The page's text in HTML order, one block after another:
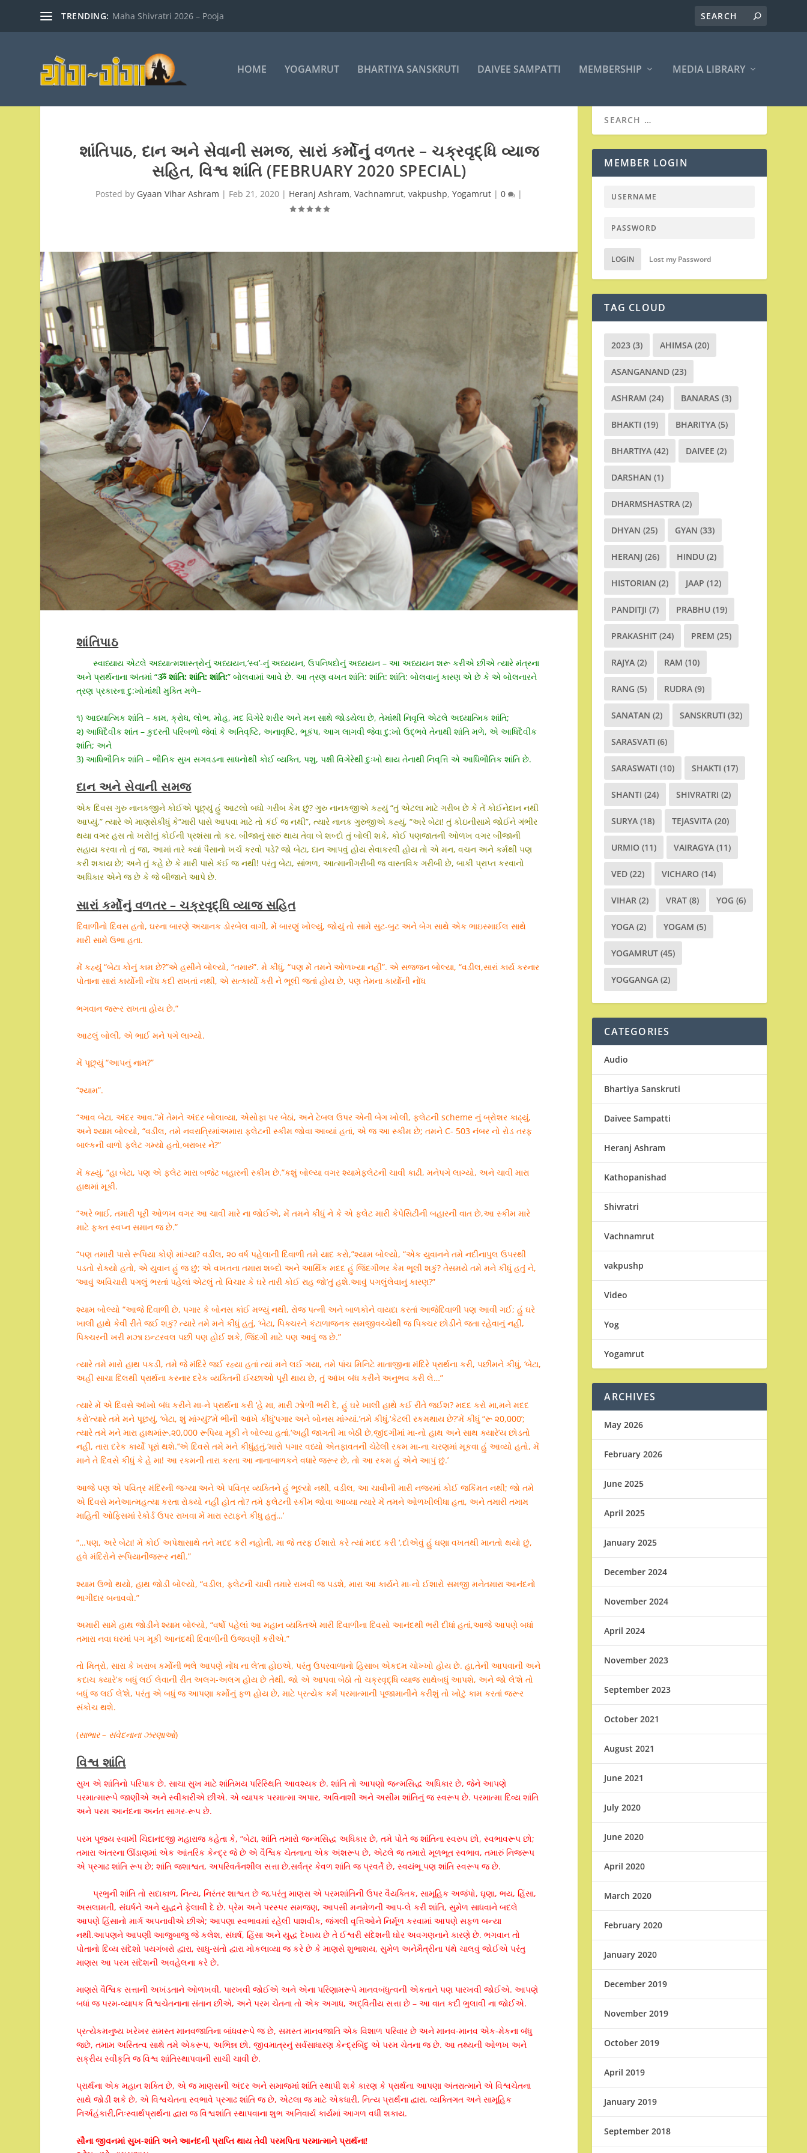
TRENDING: Maha Shivratri 2026 – Pooja
HOME YOGAMRUT BHARTIYA SANSKRUTI DAIVEE SAMPATTI MEMBERSHIP MEDIA LIBRARY
શાંતિપાઠ, દાન અને સેવાની સમજ, સારાં કર્મોનું વળતર – ચક્રવૃદ્ધિ વ્યાજ
સહિત, વિશ્વ શાંતિ (FEBRUARY 2020 SPECIAL)
Posted by Gyaan Vihar Ashram | Feb 21, 2020 | Heranj Ashram,Vachnamrut,vakpushp,Yogamrut |0 |
શાંતિપાઠ
સ્વાધ્યાય એટલે અધ્યાત્મશાસ્ત્રોનું અધ્યયન,‘સ્વ’-નું અધ્યયન, ઉપનિષદોનું અધ્યયન – આ અધ્યયન શરૂ કરીએ છીએ ત્યારે મંત્રના
અને પ્રાર્થનાના અંતમાં “ૐ શાંતિ: શાંતિ: શાંતિ:” બોલવામાં આવે છે. આ ત્રણ વખત શાંતિ: શાંતિ: શાંતિ: બોલવાનું કારણ એ છે કે એ બોલનારને
ત્રણ પ્રકારના દુ:ખોમાંથી મુક્તિ મળે–
૧) આધ્યાત્મિક શાંતિ – કામ, ક્રોધ, લોભ, મોહ, મદ વિગેરે શરીર અને મન સાથે જોડયેલા છે, તેમાંથી નિવૃત્તિ એટલે અધ્યાત્મિક શાંતિ;
૨) આધિદૈવીક શાંત – કુદરતી પરિબળો જેવાં કે અતિવૃષ્ટિ, અનાવૃષ્ટિ, ભૂકંપ, આગ લાગવી જેવા દુ:ખો ઉદ્ભવે તેનાથી શાંતિ મળે, એ આધિદૈવીક
શાંતિ; અને
3) આધિભૌતિક શાંતિ – ભૌતિક સુખ સગવડના સાધનોથી કોઈ વ્યક્તિ, પશુ, પક્ષી વિગેરેથી દુઃખો થાય તેનાથી નિવૃત્તિ એ આધિભૌતિક શાંતિ છે.
દાન અને સેવાની સમજ
એક દિવસ ગુરુ નાનકજીને કોઈએ પૂછ્યું હું આટલો બધો ગરીબ કેમ છું? ગુરુ નાનકજીએ કહ્યું “તું એટલા માટે ગરીબ છે કે તેં કોઈનેદાન નથી
આપ્યું.” ત્યારે એ માણસેકીધું કે“મારી પાસે આપવા માટે તો કંઈ જ નથી”, ત્યારે નાનક ગુરુજીએ કહ્યું, “અરે બેટા! તું કોઇનીસામે જોઈને ગંભીર
થયા વગર હસ તો ખરો!તું કોઈની પ્રશંસા તો કર, બીજાનું સારું થાય તેવા બે શબ્દો તું બોલી શકે, કોઈ પણજાતની ઓળખ વગર બીજાની
સહાય કરવા તો તું જા, આમાં તારે ક્યાં પૈસાનો ખર્ચ કરવો પડે? જો બેટા, દાન આપવું હોય સેવાકરવી હોય તો એ મન, વચન અને કર્મથી પણ
કરી શકાય છે; અને તું કહે છે કે મારી પાસે કંઈ જ નથી! પરંતુ બેટા, સાંભળ, આત્માનીગરીબી જ વાસ્તવિક ગરીબી છે, બાકી પ્રાપ્ત કરવાનો
અધિકાર એને જ છે કે જે બીજાને આપે છે.
સારાં કર્મોનું વળતર – ચક્રવૃદ્ધિ વ્યાજ સહિત
દિવાળીનો દિવસ હતો, ઘરના બારણે અચાનક ડોરબેલ વાગી, મેં બારણું ખોલ્યું, જોયું તો સામે સુટ-બુટ અને બેગ સાથે એક ભાઇસ્માઈલ સાથે
મારી સામે ઉભા હતા.
મેં કહ્યું “બેટા કોનું કામ છે?”એ હસીને બોલ્યો, “તમારું”. મે કીધું, “પણ મેં તમને ઓળખ્યા નહીં”. એ સજ્જન બોલ્યા, “વડીલ,સારાં કાર્ય કરનાર
પોતાના સારાં કાર્યોની નોંધ કદી રાખતાં નથી, એ સત્કાર્યો કરી ને ભૂલી જતાં હોય છે, પણ તેમના કાર્યોની નોંધ
ભગવાન જરૂર રાખતા હોય છે.”
આટલું બોલી, એ ભાઈ મને પગે લાગ્યો.
મેં પૂછ્યું “આપનું નામ?”
“શ્યામ”.
“આવ બેટા, અંદર આવ.”મેં તેમને અંદર બોલાવ્યા, એસોફા પર બેઠાં, અને ટેબલ ઉપર એની બેગ ખોલી, ફ્લેટની scheme નું બ્રોશર કાઢ્યું,
અને શ્યામ બોલ્યો, “વડીલ, તમે નવરાત્રિમાંઅમારા ફ્લેટની સ્કીમ જોવા આવ્યાં હતાં, એ જ આ સ્કીમ છે; તમને C- 503 નંબર નો રોડ તરફ
બાલ્કની વાળો ફ્લેટ ગમ્યો હતો,બરાબર ને?”
મેં કહ્યું, “હા બેટા, પણ એ ફ્લેટ મારા બજેટ બહારની સ્કીમ છે.”કશું બોલ્યા વગર શ્યામેફ્લેટની ચાવી કાઢી, મનેપગે લાગ્યો, અને ચાવી મારા
હાથમાં મૂકી.
“અરે ભાઈ, તમારી પૂરી ઓળખ વગર આ ચાવી મારે ના જોઈએ, મેં તમને કીધું ને કે એ ફ્લેટ મારી કેપેસિટીની બહારની વાત છે,આ સ્કીમ મારે
માટે ફક્ત સ્વપ્ન સમાન જ છે.”
“પણ તમારી પાસે રૂપિયા કોણે માંગ્યા? વડીલ, ૨૦ વર્ષ પહેલાની દિવાળી તમે યાદ કરો,”શ્યામ બોલ્યો, “એક યુવાનને તમે નદીનાપુલ ઉપરથી
પડતો રોક્યો હતો, એ યુવાન હું જ છું; એ વખતના તમારા શબ્દો અને આર્થિક મદદ હું જિંદગીભર કેમ ભૂલી શકું? તેસમયે તમે મને કીધું હતું ને,
‘આવું અવિચારી પગલું ભરતાં પહેલાં એટલું તો વિચાર કે ઘરે તારી કોઈ રાહ જો’તું હશે.આવું પગલુંલેવાનું કારણ?”
શ્યામ બોલ્યો “આજે દિવાળી છે, પગાર કે બોનસ કાંઈ મળ્યું નથી, રોજ પત્ની અને બાળકોને વાયદા કરતાં આજેદિવાળી પણ આવી ગઈ; હું ઘરે
ખાલી હાથે કેવી રીતે જઈ શકું? ત્યારે તમે મને કીધું હતું, ‘બેટા, પિક્ચરને કંટાળાજનક સમજીવચ્ચેથી જ પિક્ચર છોડીને જતા રહેવાનું નહીં,
પિક્ચરની ખરી મઝા ઇન્ટરવલ પછી પણ હોઈ શકે, જિંદગી માટે પણ આવું જ છે.”
ત્યારે તમે મારો હાથ પકડી, તમે જે મંદિરે જઈ રહ્યા હતાં ત્યાં મને લઈ ગયા, તમે પાંચ મિનિટે માતાજીના મંદિરે પ્રાર્થના કરી, પછીમને કીધું, ‘બેટા,
અહીં સાચા દિલથી પ્રાર્થના કરનાર દરેક વ્યક્તિની ઈચ્છાઓ પૂરી થાય છે, તું આંખ બંધ કરીને અનુભવ કરી લે…”
ત્યારે મેં એ દિવસે આંખો બંધ કરીને મા-ને પ્રાર્થના કરી ‘હે મા, મારી ઝોળી ભરી દે, હું ઘરે ખાલી હાથે કઈ રીતે જઈશ? મદદ કરો મા,મને મદદ
કરો’ત્યારે તમે મને પૂછયું, ‘બેટા, શું માંગ્યું?’મેં ભીની આંખે કીધું‘પગાર અને બોનસ માંગ્યાં.’તમે કીધું,‘કેટલી રકમથાય છે?’મેં કીધું “રૂ ૨0,000’;
ત્યારે તમે મને મારા હાથમાંરૂ.૨0,000 રૂપિયા મૂકી ને બોલ્યા હતાં,‘અહીં જાગતી મા બેઠી છે,જીંદગીમાં મા-નો હાથ અને સાથ ક્યારે’ય છોડતો
નહીં, તારા દરેક કાર્યો પૂરાં થશે.’‘એ દિવસે તમે મને કીધુંહતું,‘મારો પગાર વધ્યો એતફાવતની ચેઢેલી રકમ મા-ના ચરણમાં મૂકવા હું આવ્યો હતો, મેં
માને તે દિવસે કીધું કે હે મા! આ રકમની તારા કરતા આ નાનાબાળકને વધારે જરૂર છે, તો આ રકમ હું એને આપું છું.’
આજે પણ એ પવિત્ર મંદિરની જગ્યા અને એ પવિત્ર વ્યક્તિને હું ભૂલ્યો નથી, વડીલ, આ ચાવીની મારી નજરમાં કોઈ જકિંમત નથી; જો તમે
એ દિવસે મનેઆત્મહત્યા કરતા રોક્યો નહીં હોત તો? તમે ફ્લેટની સ્કીમ જોવા આવ્યા ત્યારે મેં તમને ઓળખીલીધા હતા, અને તમારી તમામ
માહિતી ઓફિસમાં રેકોર્ડ ઉપર રાખવા મેં મારા સ્ટાફને કીધુ હતું…’
“…પણ, અરે બેટા! મેં કોઈ અપેક્ષાસાથે તને મદદ કરી નહોતી, મા જે તરફ ઈશારો કરે ત્યાં મદદ કરી ‘,દોએવું હું ઘણા વખતથી માનતો થયો છું,
હવે મંદિરોને રૂપિયાનીજરૂર નથી.”
શ્યામ ઉભો થયો, હાથ જોડી બોલ્યો, “વડીલ, ફ્લેટની ચાવી તમારે રાખવી જ પડશે, મારા આ કાર્યને મા-નો ઈશારો સમજી મનેતમારા આનંદનો
ભાગીદાર બનાવવો.”
અમારી સામે હાથ જોડીને શ્યામ બોલ્યો, “વર્ષો પહેલાં આ મહાન વ્યક્તિએ મારી દિવાળીના દિવસો આનંદથી ભરી દીધાં હતાં,આજે આપણે બધાં
તમારા નવા ઘરમાં પગ મૂકી આનંદથી દિવાળીની ઉજવણી કરીએ.”
તો મિત્રો, સારા કે ખરાબ કર્મોની ભલે આપણે નોંધ ના લે’તા હોઇએ, પરંતુ ઉપરવાળાનો હિસાબ એકદમ ચોખ્ખો હોય છે. હા,તેની આપવાની અને
કદાચ ક્યારે’ક બધું લઈ લેવાની રીત અલગ-અલગ હોય છે તેથી, જો એ આપવા બેઠો તો ચક્રવૃદ્ધિ વ્યાજ સાથેબધું આપશે, અને જો લે’શે તો
બધું જ લઈ લે’શે, પરંતુ એ બધું જ આપણા કર્મોનું ફળ હોય છે, માટે પ્રત્યેક કર્મ પરમાત્માની પૂજામાનીને કરીશું તો ખોટું કામ કરતાં જરૂર
સંકોચ થશે.
(સાભાર – સંવેદનાના ઝરણાઓ)
વિશ્વ શાંતિ
સુખ એ શાંતિનો પરિપાક છે. સાચા સુખ માટે શાંતિમય પરિસ્થિતિ આવશ્યક છે. શાંતિ તો આપણો જન્મસિદ્ધ અધિકાર છે, જેને આપણે
પરમાત્મારૂપે જાણીએ અને સ્વીકારીએ છીએ. એ વ્યાપક પરમાત્મા અપાર, અવિનાશી અને અસીમ શાંતિનું જ સ્વરૂપ છે. પરમાત્મા દિવ્ય શાંતિ
અને પરમ આનંદના અનંત સાગર-રૂપ છે.
પરમ પૂજ્ય સ્વામી ચિદાનંદજી મહારાજ કહેતા કે, “બેટા, શાંતિ તમારો જન્મસિદ્ધ અધિકાર છે, તમે પોતે જ શાંતિના સ્વરુપ છો, સ્વભાવરૂપ છો;
તમારા અંતરના ઊંડાણમાં એક આંતરિક કેન્દ્ર જે છે એ વૈશ્વિક ચેતનાના એક અંશરૂપ છે, એટલે જ તમારો મૂળભૂત સ્વભાવ, તમારું નિજરૂપ
એ પ્રગાઢ શાંતિ રૂપ છે; શાંતિ જશાશ્વત, અપરિવર્તનશીલ સત્તા છે,સર્વત્ર કેવળ શાંતિ જ પ્રવર્તે છે, સ્વયંભૂ પણ શાંતિ સ્વરૂપ જ છે.
પ્રભુની શાંતિ તો સદાકાળ, નિત્ય, નિરંતર શાશ્વત છે જ,પરંતુ માણસ એ પરમશાંતિની ઉપર વૈયક્તિક, સામૂહિક અજંપો, ઘૃણા, ભય, હિંસા,
અસલામતી, સંઘર્ષને અને યુદ્ધને ફેલાવી દે છે. પ્રેમ અને પરસ્પર સમજણ, આપસી મનમેળની આપ-લે કરી શાંતિ, સુમેળ સાધવાને બદલે
આપણે હિંસાનો માર્ગ અપનાવીએ છીએ; આપણા સ્વભાવમાં રહેલી પાશવીક, જંગલી વૃત્તિઓને નિર્મૂળ કરવામાં આપણે સફળ બન્યા
નથી.આપણને આપણી આજુબાજુ જે કલેશ, સંઘર્ષ, હિંસા અને યુદ્ધ દેખાય છે તે ઈશ્વરી સંદેશની ઘોર અવગણનાને કારણે છે. ભગવાન તો
પોતાનો દિવ્ય સંદેશો પયગંબરો દ્વારા, સાધુ-સંતો દ્વારા મોકલાવ્યા જ કરે છે કે માણસે શુભાશય, સુમેળ અનેમૈત્રીના પંથે ચાલવું જોઈએ પરંતુ
માણસ આ પરમ સંદેશની અવહેલના કરે છે.
માણસે વૈશ્વિક સત્તાની અખંડતાને ઓળખવી, પારખવી જોઈએ અને એના પરિણામરૂપે માનવબંધુત્વની એકતાને પણ પારખવી જોઈએ. આપણે
બધાં જ પરમ-વ્યાપક વિશ્વચેતનાના સંતાન છીએ, અને પરમ ચેતના તો એક અગાધ, અદ્વિતીય સત્તા છે – આ વાત કદી ભુલાવી ના જોઈએ.
પ્રત્યેકમનુષ્ય ખરેખર સમસ્ત માનવજાતિના બાંધવરૂપે જ છે, સમસ્ત માનવજાતિ એક વિશાળ પરિવાર છે અને માનવ-માનવ એક-મેકના બંધુ
જછે, તમામ અસ્તિત્વ સાથે તમે એકરૂપ, અભિન્ન છો. જીવમાત્રનું સર્વસાધારણ કેન્દ્રબિંદુ એ પરમ ચેતના જ છે. આ તથ્યની ઓળખ અને
સક્રીય સ્વીકૃતિ જ વિશ્વ શાંતિસ્થાપવાની સાચી ચાવી છે.
પ્રાર્થના એક મહાન શક્તિ છે, એ જ માણસની અંદર અને સમાજમાં શાંતિ સ્થાપી શકે કારણ કે પ્રાર્થના આપણા અંતરાત્માને એ વિશ્વચેતના
સાથે જોડી શકે છે, એ વિશ્વચેતના સ્વભાવે પ્રગાઢ શાંતિ જ છે, એટલા જ માટે એકધારી, નિત્ય પ્રાર્થના દ્વારા, વ્યક્તિગત અને સામૂહિક
નિર્અહંકારી,નિઃસ્વાર્થપ્રાર્થના દ્વારા જ વિશ્વશાંતિ સ્થાપવાના શુભ અનિવાર્ય કાર્યમાં આગળ વધી શકાય.
સૌના જીવનમાં સુખ-શાંતિ અને આનંદની પ્રાપ્તિ થાયતેવી પરમપિતા પરમાત્માને પ્રાર્થના!
MEMBER LOGIN
LOGIN Lost my Password
TAG CLOUD
2023 (3) AHIMSA (20)
ASANGANAND (23)
ASHRAM (24) BANARAS (3)
BHAKTI (19) BHARITYA (5)
BHARTIYA (42) DAIVEE (2)
DARSHAN (1)
DHARMSHASTRA (2)
DHYAN (25) GYAN (33)
HERANJ (26) HINDU (2)
HISTORIAN (2) JAAP (12)
PANDITJI (7) PRABHU (19)
PRAKASHIT (24) PREM (25)
RAJYA (2) RAM (10)
RANG (5) RUDRA (9)
SANATAN (2) SANSKRUTI (32)
SARASVATI (6)
SARASWATI (10) SHAKTI (17)
SHANTI (24) SHIVRATRI (2)
SURYA (18) TEJASVITA (20)
URMIO (11) VAIRAGYA (11)
VED (22) VICHARO (14)
VIHAR (2) VRAT (8) YOG (6)
YOGA (2) YOGAM (5)
YOGAMRUT (45)
YOGGANGA (2)
CATEGORIES
Audio
Bhartiya Sanskruti
Daivee Sampatti
Heranj Ashram
Kathopanishad
Shivratri
Vachnamrut
vakpushp
Video
Yog
Yogamrut
ARCHIVES
May 2026
February 2026
June 2025
April 2025
January 2025
December 2024
November 2024
April 2024
November 2023
September 2023
October 2021
August 2021
June 2021
July 2020
June 2020
April 2020
March 2020
February 2020
January 2020
December 2019
November 2019
October 2019
April 2019
January 2019
September 2018